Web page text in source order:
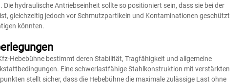
hydraulische Antriebseinheit sollte so positioniert sein, dass sie bei der
gleichzeitig jedoch vor Schmutzpartikeln und Kontaminationen geschützt
könnten.
Hebebühne bestimmt deren Stabilität, Tragfähigkeit und allgemeine
Eine schwerlastfähige Stahlkonstruktion mit verstärkten
stellt sicher, dass die Hebebühne die maximale zulässige Last ohne